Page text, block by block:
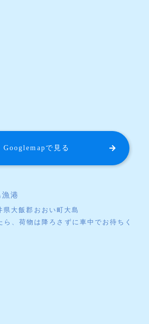
Googlemapで見る
港
大飯郡おおい町大島
ら、荷物は降ろさずに車中でお待ちく